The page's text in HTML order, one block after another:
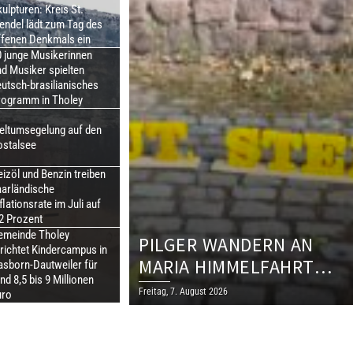
Kreis St.
lädt zum Tag des
Denkmals ein
junge Musikerinnen
Musiker spielten
brasilianisches
in Tholey
auf den
und Benzin treiben
im Juli auf
Prozent
Tholey
Kindercampus in
Dautweiler für
8,5 bis 9 Millionen
PILGER WANDERN AN
MARIA HIMMELFAHRT
FRÜHMORGENS ZUM
„GROSSEN FUSS“ BEI BA
Freitag, 7. August 2026